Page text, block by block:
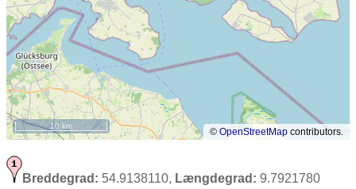
© OpenStreetMap contributors.
10 km
Breddegrad: 54.9138110, Længdegrad: 9.7921780